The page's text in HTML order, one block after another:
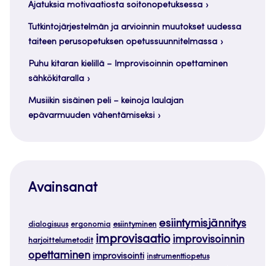
Ajatuksia motivaatiosta soitonopetuksessa
Tutkintojärjestelmän ja arvioinnin muutokset uudessa
taiteen perusopetuksen opetussuunnitelmassa
Puhu kitaran kielillä – Improvisoinnin opettaminen
sähkökitaralla
Musiikin sisäinen peli – keinoja laulajan
epävarmuuden vähentämiseksi
Avainsanat
dialogisuus ergonomia esiintyminen esiintymisjännitys
harjoittelumetodit improvisaatio improvisoinnin
opettaminen improvisointi instrumenttiopetus